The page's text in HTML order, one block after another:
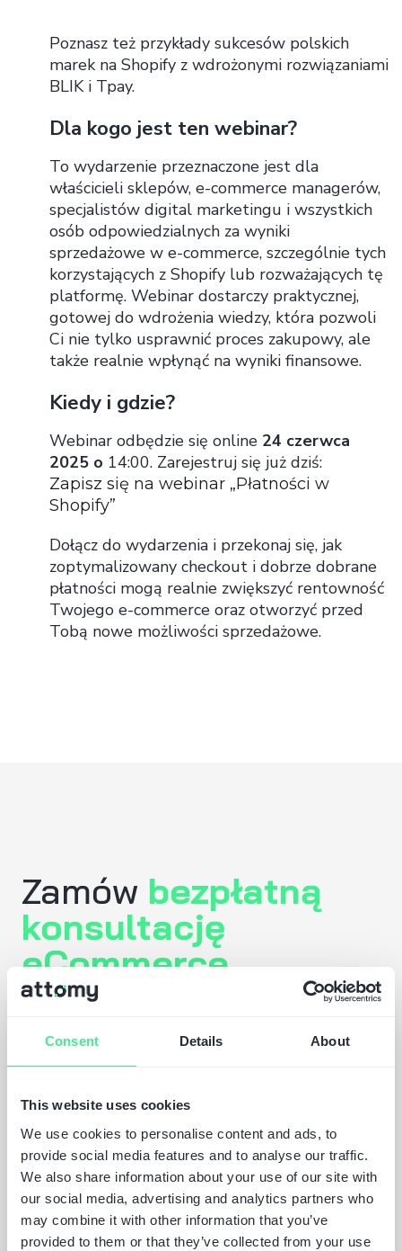
Consent Details About
This website uses cookies
We use cookies to personalise content and ads, to
provide social media features and to analyse our traffic.
We also share information about your use of our site with
our social media, advertising and analytics partners who
may combine it with other information that you’ve
provided to them or that they’ve collected from your use
Poznasz też przykłady sukcesów polskich
marek na Shopify z wdrożonymi rozwiązaniami
BLIK i Tpay.
Dla kogo jest ten webinar?
To wydarzenie przeznaczone jest dla
właścicieli sklepów, e-commerce managerów,
specjalistów digital marketingu i wszystkich
osób odpowiedzialnych za wyniki
sprzedażowe w e-commerce, szczególnie tych
korzystających z Shopify lub rozważających tę
platformę. Webinar dostarczy praktycznej,
gotowej do wdrożenia wiedzy, która pozwoli
Ci nie tylko usprawnić proces zakupowy, ale
także realnie wpłynąć na wyniki finansowe.
Kiedy i gdzie?
Webinar odbędzie się online 24 czerwca
2025 o 14:00. Zarejestruj się już dziś:
Zapisz się na webinar „Płatności w
Shopify”
Dołącz do wydarzenia i przekonaj się, jak
zoptymalizowany checkout i dobrze dobrane
płatności mogą realnie zwiększyć rentowność
Twojego e-commerce oraz otworzyć przed
Tobą nowe możliwości sprzedażowe.
Zamów bezpłatną
konsultację
eCommerce
Co dalej?
Tobą po przeanalizowaniu
W razie potrzeby
podpisujemy NDA, aby
zapewnić najwyższy poziom
poufności.